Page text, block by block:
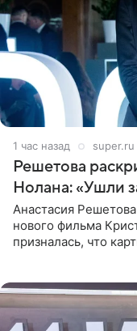
1 час назад super.ru
Решетова
Нолана: «Ушли
Анастасия
нового фильма
призналась, что